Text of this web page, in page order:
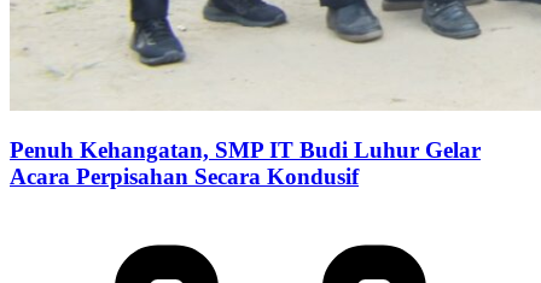
Penuh Kehangatan, SMP IT Budi Luhur Gelar
Acara Perpisahan Secara Kondusif